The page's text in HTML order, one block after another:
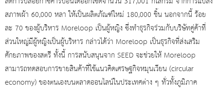
สภาพผ้า 60,000 หลา ให้เป็นผลิตภัณฑ์ใหม่ 180,000 ชิ้น นอกจากนี้ ร้อย
ละ 70 ของผู้บริหาร Moreloop เป็นผู้หญิง ซึ่งทำธุรกิจร่วมกับบริษัทคู่ค้าที่
ส่วนใหญ่มีผู้หญิงเป็นผู้บริหาร กล่าวได้ว่า Moreloop เป็นธุรกิจที่ส่งเสริม
ศักยภาพของสตรี ทั้งนี้ การสนับสนุนจาก SEED จะช่วยให้ Moreloop
สามารถทดสอบการขายสินค้าที่ใช้แนวคิดเศรษฐกิจหมุนเวียน (circular
economy) ของตนเองบนตลาดออนไลน์ในประเทศต่าง ๆ ทั่วทั้งภูมิภาค